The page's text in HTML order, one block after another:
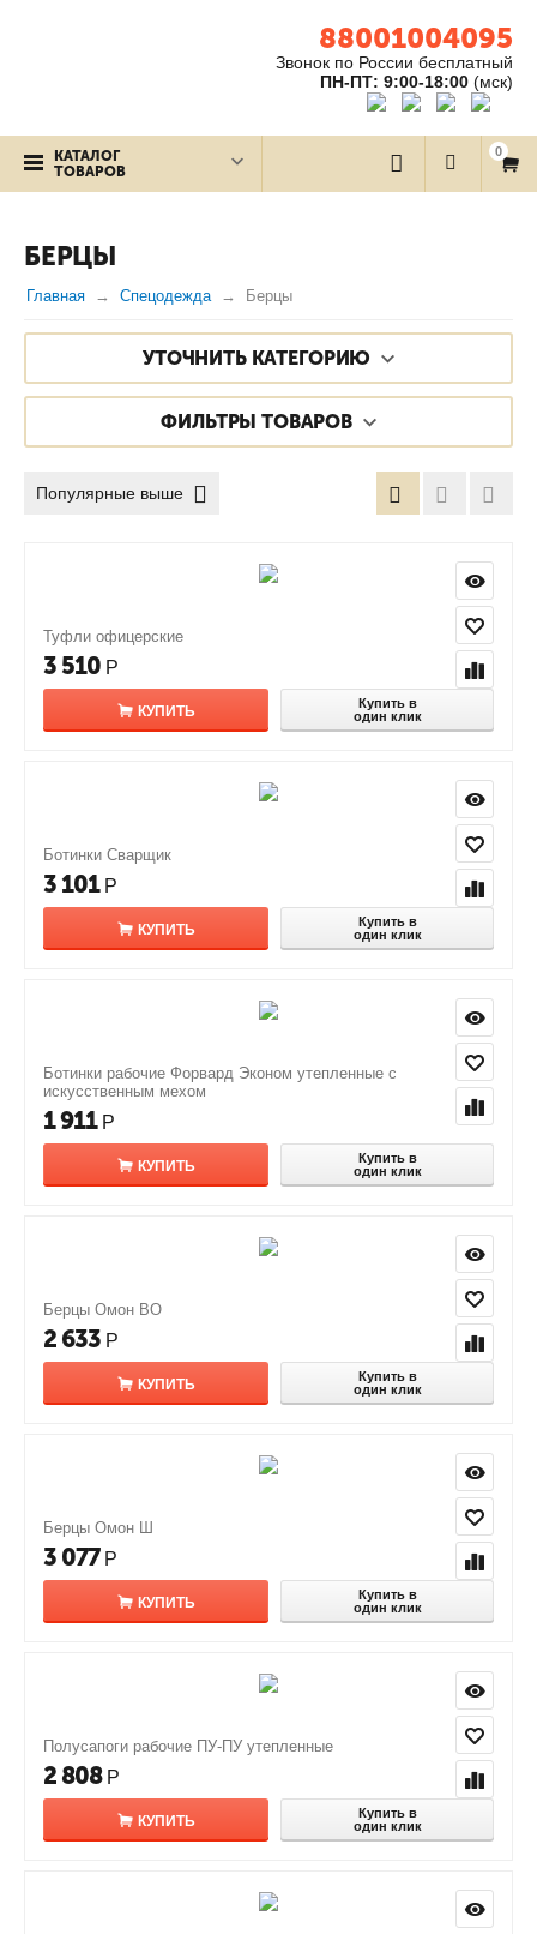
88001004095
Звонок по России бесплатный
ПН-ПТ: 9:00-18:00 (мск)
КАТАЛОГ
ТОВАРОВ
0
БЕРЦЫ
Главная Спецодежда Берцы
УТОЧНИТЬ КАТЕГОРИЮ
ФИЛЬТРЫ ТОВАРОВ
Популярные выше
Туфли офицерские
3 510 Р
КУПИТЬ
Купить в
один клик
Ботинки Сварщик
3 101 Р
КУПИТЬ
Купить в
один клик
Ботинки рабочие Форвард Эконом утепленные с
искусственным мехом
1 911 Р
КУПИТЬ
Купить в
один клик
Берцы Омон ВО
2 633 Р
КУПИТЬ
Купить в
один клик
Берцы Омон Ш
3 077 Р
КУПИТЬ
Купить в
один клик
Полусапоги рабочие ПУ-ПУ утепленные
2 808 Р
КУПИТЬ
Купить в
один клик